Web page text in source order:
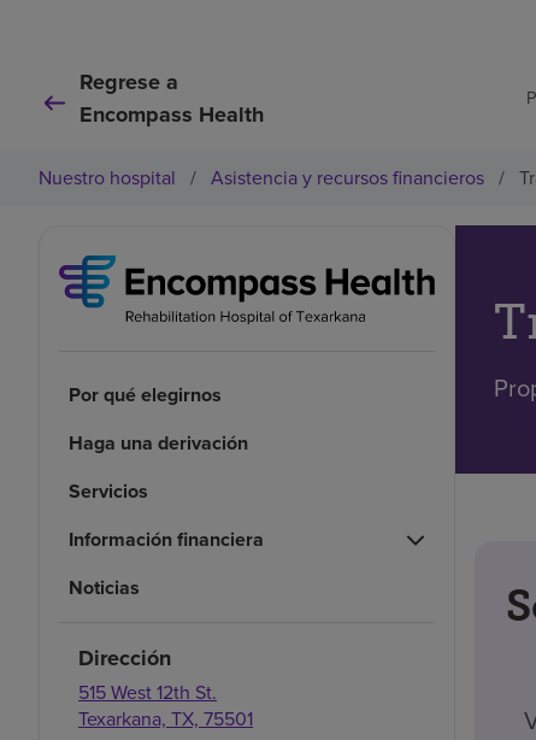
Regrese a
Encompass Health
Nuestro hospital / Asistencia y recursos financieros /
Por qué elegirnos
Haga una derivación
Servicios
Información financiera
Noticias
Dirección
515 West 12th St.
Texarkana, TX, 75501